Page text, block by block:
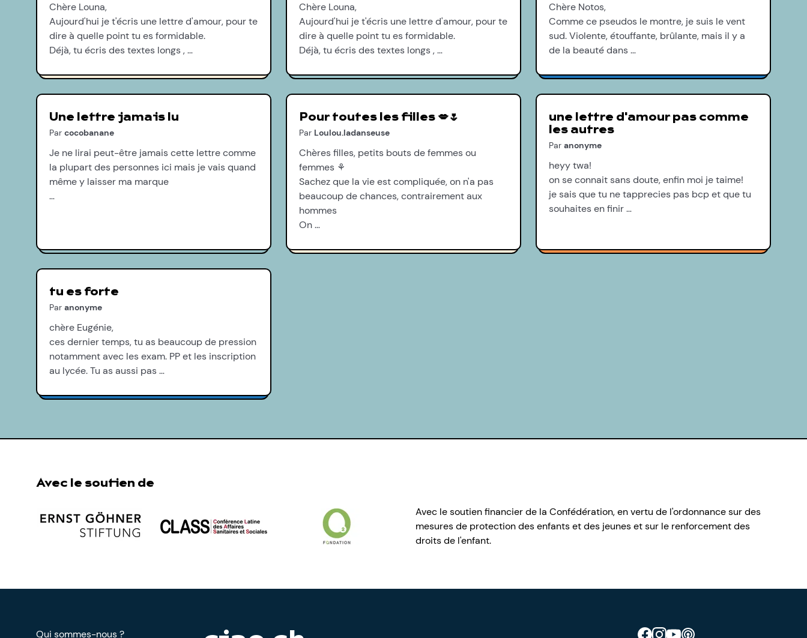
Chère Louna,
Aujourd'hui je t'écris une lettre d'amour, pour te
dire à quelle point tu es formidable.
Déjà, tu écris des textes longs , …
Chère Louna,
Aujourd'hui je t'écris une lettre d'amour, pour te
dire à quelle point tu es formidable.
Déjà, tu écris des textes longs , …
Chère Notos,
Comme ce pseudos le montre, je suis le vent
sud. Violente, étouffante, brûlante, mais il y a
de la beauté dans …
Une lettre jamais lu
Par cocobanane
Je ne lirai peut-être jamais cette lettre comme
la plupart des personnes ici mais je vais quand
même y laisser ma marque
…
Pour toutes les filles 💋🌷
Par Loulou.ladanseuse
Chères filles, petits bouts de femmes ou
femmes ⚘
Sachez que la vie est compliquée, on n'a pas
beaucoup de chances, contrairement aux
hommes
On …
une lettre d'amour pas comme
les autres
Par anonyme
heyy twa!
on se connait sans doute, enfin moi je taime!
je sais que tu ne tapprecies pas bcp et que tu
souhaites en finir …
tu es forte
Par anonyme
chère Eugénie,
ces dernier temps, tu as beaucoup de pression
notamment avec les exam. PP et les inscription
au lycée. Tu as aussi pas …
Avec le soutien de
Avec le soutien financier de la Confédération, en vertu de l'ordonnance sur des
mesures de protection des enfants et des jeunes et sur le renforcement des
droits de l'enfant.
Retrouve CIAO sur Facebook
Retrouve CIAO sur Instagram
Retrouve CIAO sur YouTube
Découvre notre podcast
Qui sommes-nous ?